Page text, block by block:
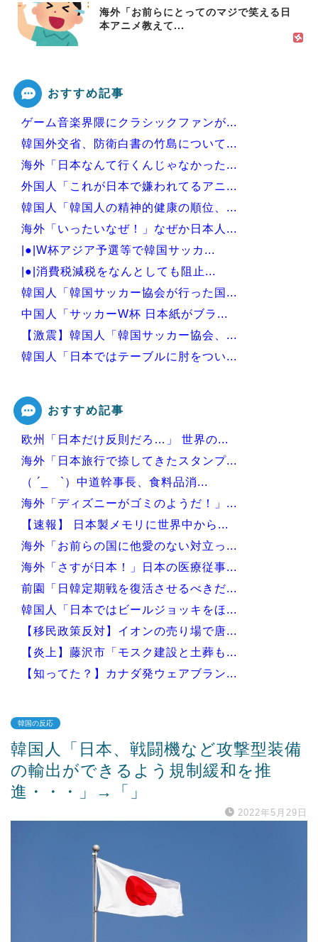
海外「お前らにとってのマジで笑える日
本アニメ教えて...
おすすめ記事
ゲーム音楽界隈にクラシックファンが...
韓国外交省、防衛白書の竹島について...
海外「日本なんて行くんじゃなかった...
外国人「これが日本で嫌われてるアニ...
韓国人「韓国人の精神的健康の順位、...
海外「いったいなぜ！」なぜか日本人...
|●|W杯アジア予選等で韓国サッカ...
|●|消費税減税をなんとしても阻止...
韓国人「韓国サッカー協会が行った国...
中国人「サッカーW杯 日本紙がブラ...
【激震】韓国人「韓国サッカー協会、...
韓国人「日本ではテーブルに肘をつい...
Powered by livedoor 相互RSS
おすすめ記事
欧州「日本だけ反則だろ…」 世界の...
海外「日本旅行で捺してきたスタンプ...
（ ´_ゝ`）中道幹事長、食料品消...
海外「ディズニーがゴミのようだ！」...
【速報】 日本製メモリに世界中から...
海外「お前らの国に他愛のない対立っ...
海外「さすが日本！」日本の医療従事...
前園「日韓定期戦を復活させるべきだ...
韓国人「日本ではビールジョッキをほ...
【移民政策反対】イオンの売り場で唐...
【炎上】藤沢市「モスク建設と土葬も...
【知ってた？】カナダ発ウェアブラン...
Powered by livedoor 相互RSS
韓国の反応
韓国人「日本、戦闘機など攻撃型装備
の輸出ができるよう規制緩和を推
進・・・」→「」
2022年5月29日